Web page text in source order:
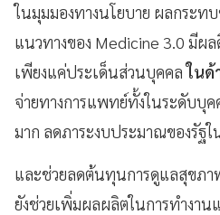
ในมุมมองทางนโยบาย ผลกระท
แนวทางของ Medicine 3.0 มีผล
เพียงแค่ประเด็นส่วนบุคคลในด้
จ่ายทางการแพทย์ทั้งในระดับบุ
มาก ลดภาระงบประมาณของรัฐ
และช่วยลดต้นทุนการดูแลสุขภา
ยังช่วยเพิ่มผลผลิตในการทำงาน